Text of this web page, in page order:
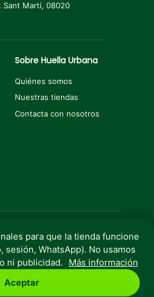
Sant Martí, 08020
Sobre Huella Urbana
Quiénes somos
Nuestras tiendas
Contacta con nosotros
Todos los derechos
Rebajas
para que la tienda funcione
WhatsApp). No usamos
ni publicidad.
Más información
Aceptar
Añadir al carrito